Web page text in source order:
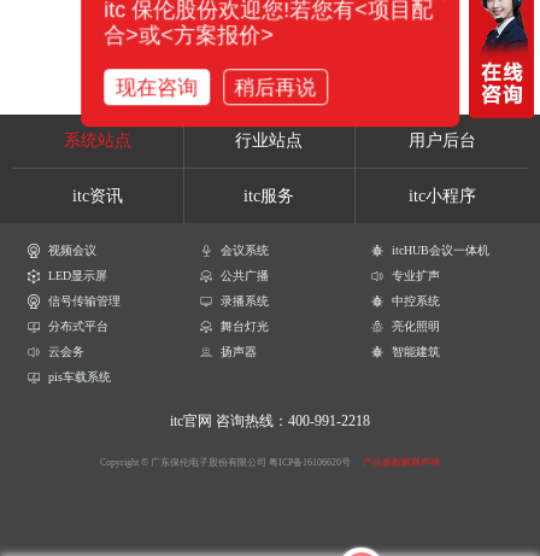
系统站点 行业站点 用户后台
itc资讯 itc服务 itc小程序
视频会议 会议系统
itcHUB会议一体机
LED显示屏
公共广播
专业扩声
信号传输管理
录播系统
中控系统
分布式平台
舞台灯光
亮化照明
云会务
扬声器
智能建筑
pis车载系统
itc官网 咨询热线：400-991-2218
Copyright © 广东保伦电子股份有限公司 粤ICP备16106620号 产品参数解释声明
itc 保伦股份欢迎您!若您有<项目配
合>或<方案报价>
现在咨询 稍后再说